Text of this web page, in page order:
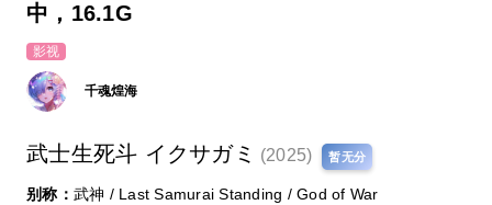
中，16.1G
影视
千魂煌海
武士生死斗 イクサガミ (2025) 暂无分
别称： 武神 / Last Samurai Standing / God of War